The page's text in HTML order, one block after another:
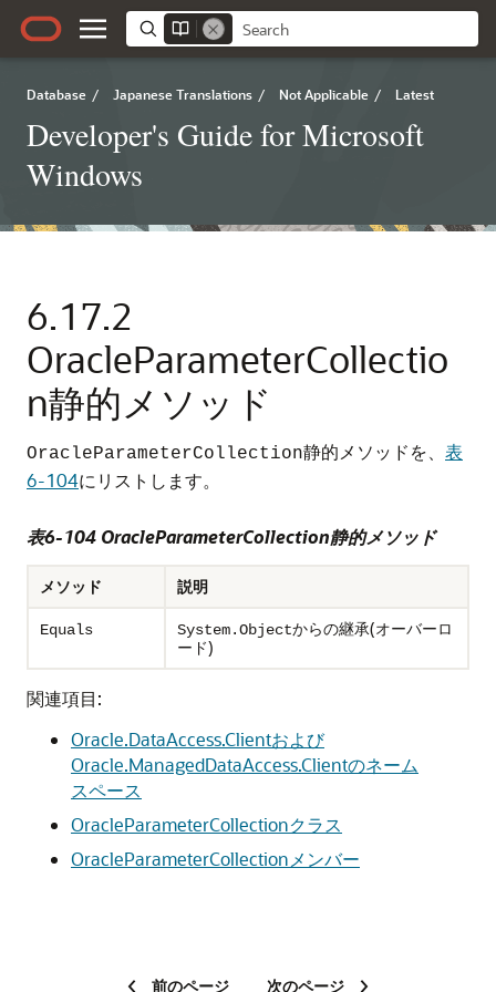
Database / Japanese Translations / Not Applicable / Latest
Developer's Guide for Microsoft
Windows
6.17.2
OracleParameterCollectio
n静的メソッド
OracleParameterCollection静的メソッドを、 表
6-104にリストします。
表6-104 OracleParameterCollection静的メソッド
メソッド 説明
Equals System.Objectからの継承(オーバーロ
ード)
関連項目:
Oracle.DataAccess.Clientおよび
Oracle.ManagedDataAccess.Clientのネーム
スペース
OracleParameterCollectionクラス
OracleParameterCollectionメンバー
前のページ 次のページ